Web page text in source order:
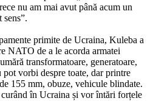
nu am mai avut până acum un
primite de Ucraina, Kuleba a
NATO de a le acorda armatei
transformatoare, generatoare,
vorbi despre toate, dar printre
155 mm, obuze, vehicule blindate.
în Ucraina și vor întări forțele